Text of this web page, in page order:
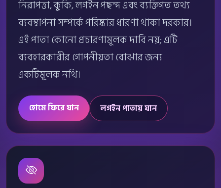
নিরাপত্তা, কুকি, লগইন পছন্দ এবং ব্যক্তিগত তথ্য
ব্যবস্থাপনা সম্পর্কে পরিষ্কার ধারণা থাকা দরকার।
এই পাতা কোনো প্রচারণামূলক দাবি নয়; এটি
ব্যবহারকারীর গোপনীয়তা বোঝার জন্য
একটিমূলক নথি।
হোমে ফিরে যান লগইন পাতায় যান